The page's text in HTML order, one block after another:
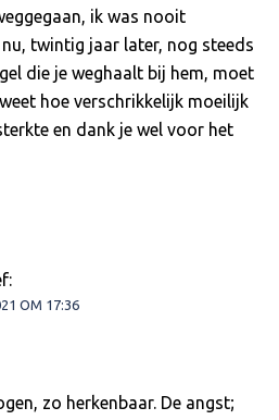
ik was nooit
twintig jaar later, nog steeds
die je weghaalt bij hem, moet
hoe verschrikkelijk moeilijk
en dank je wel voor het
OM 17:36
zo herkenbaar. De angst;